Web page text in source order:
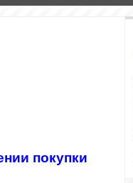
покупки